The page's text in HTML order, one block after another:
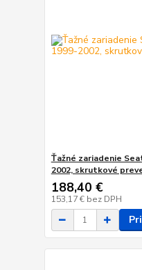
Ťažné zariadenie
2002, skrutkové
188,40 €
153,17 € bez DPH